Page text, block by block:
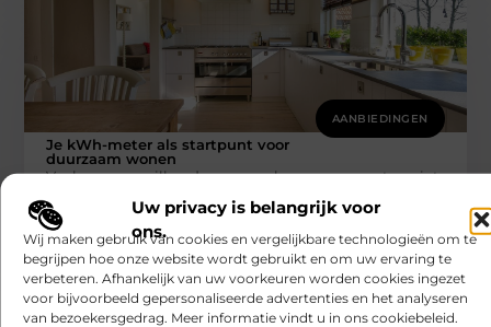
Uw privacy is belangrijk voor
ons.
Wij maken gebruik van cookies en vergelijkbare technologieën om te
begrijpen hoe onze website wordt gebruikt en om uw ervaring te
verbeteren. Afhankelijk van uw voorkeuren worden cookies ingezet
voor bijvoorbeeld gepersonaliseerde advertenties en het analyseren
van bezoekersgedrag. Meer informatie vindt u in ons cookiebeleid.
AANBIEDINGEN
Je kWh-meter als startpunt voor
duurzaam wonen
Veel mensen willen duurzamer leven, maar weten niet
goed waar ze moeten beginnen. De kWh-meter, die in
vrijwel elk huis
Smartclub